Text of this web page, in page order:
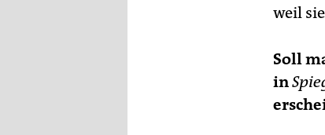
weil
Soll
in